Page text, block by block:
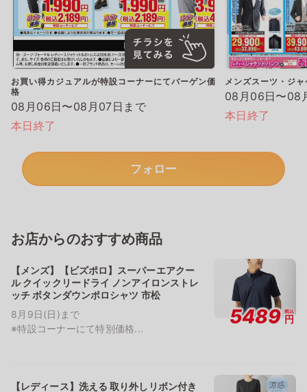
お買い得カジュアルが特設コーナーにてバーゲン価
格
08月06日〜08月07日まで
本日終了
メンズスーツ・ジ
08月06日〜08
本日終了
フォロー
お店からのおすすめ商品
【メンズ】【ビズポロ】スーパーエアクー
ル クイックリードライ ノンアイロンストレ
ッチ ボタンダウンポロシャツ 市松
8月9日(日)まで
※特設コーナーにて特別価格...
5489 税込
円
【レディース】洗える 取り外しリボン付き